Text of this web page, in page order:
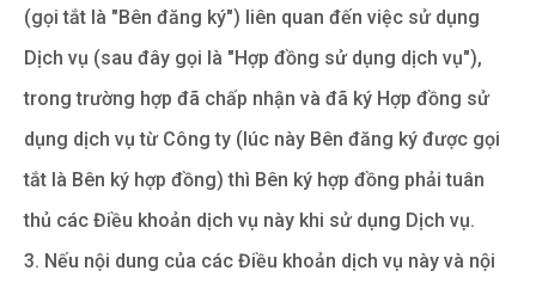
(gọi tắt là "Bên đăng ký") liên quan đến việc sử dụng
Dịch vụ (sau đây gọi là "Hợp đồng sử dụng dịch vụ"),
trong trường hợp đã chấp nhận và đã ký Hợp đồng sử
dụng dịch vụ từ Công ty (lúc này Bên đăng ký được gọi
tắt là Bên ký hợp đồng) thì Bên ký hợp đồng phải tuân
thủ các Điều khoản dịch vụ này khi sử dụng Dịch vụ.
3. Nếu nội dung của các Điều khoản dịch vụ này và nội